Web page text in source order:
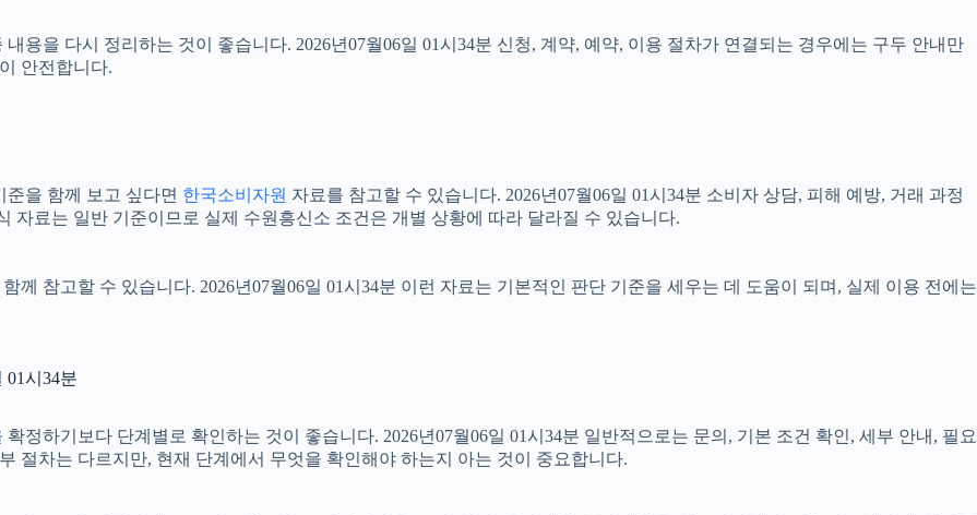
용을 다시 정리하는 것이 좋습니다. 2026년07월06일 01시34분 신청, 계약, 예약, 이용 절차가 연결되는 경우에는 구두 안내만
안전합니다.
을 함께 보고 싶다면 한국소비자원 자료를 참고할 수 있습니다. 2026년07월06일 01시34분 소비자 상담, 피해 예방, 거래 과정
자료는 일반 기준이므로 실제 수원흥신소 조건은 개별 상황에 따라 달라질 수 있습니다.
께 참고할 수 있습니다. 2026년07월06일 01시34분 이런 자료는 기본적인 판단 기준을 세우는 데 도움이 되며, 실제 이용 전에는
01시34분
정하기보다 단계별로 확인하는 것이 좋습니다. 2026년07월06일 01시34분 일반적으로는 문의, 기본 조건 확인, 세부 안내, 필요
절차는 다르지만, 현재 단계에서 무엇을 확인해야 하는지 아는 것이 중요합니다.